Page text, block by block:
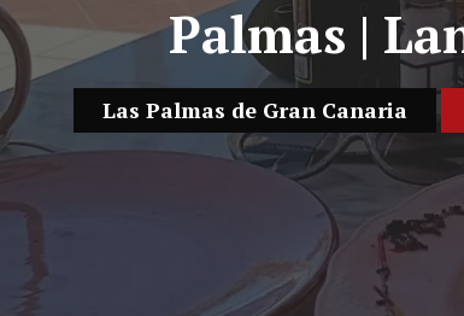
Palmas |
Las Palmas de Gran Canaria